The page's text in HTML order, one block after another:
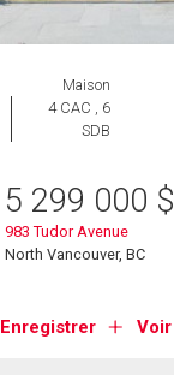
Maison
4 CAC , 6
SDB
5 299 000 $
983 Tudor Avenue
North Vancouver, BC
Enregistrer Voir